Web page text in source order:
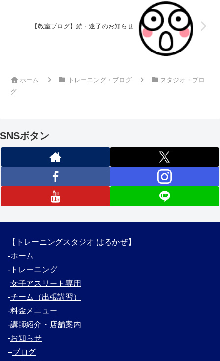
【教室ブログ】続・迷子のお知らせ
ホーム トレーニング・ブログ
スタジオ・ブロ
グ
SNSボタン
【トレーニングスタジオ はるかぜ】
‐ホーム
‐ トレーニング
‐女子アスリート専用
‐チーム（出張講習）
‐料金メニュー
‐講師紹介・ 店舗案内
‐お知らせ
–ブログ